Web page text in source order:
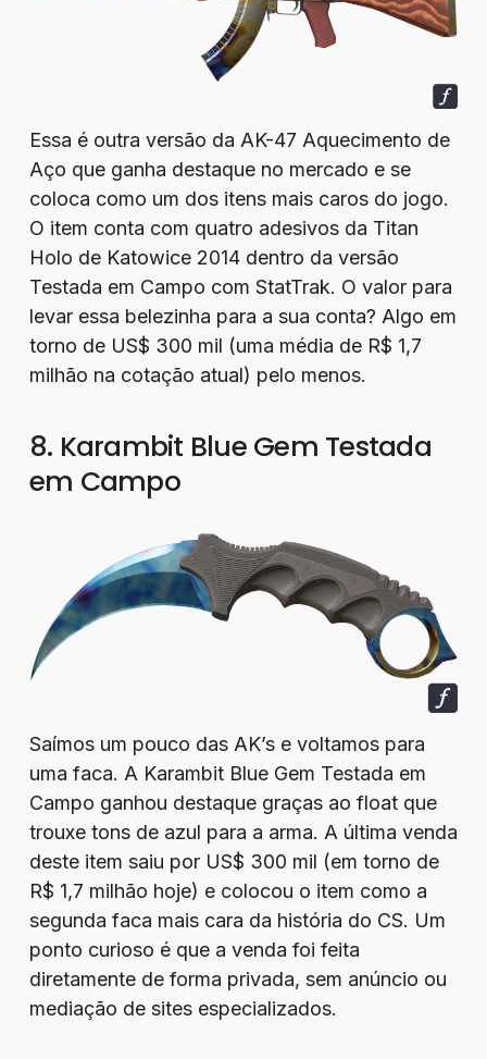
Essa é outra versão da AK-47 Aquecimento de
Aço que ganha destaque no mercado e se
coloca como um dos itens mais caros do jogo.
O item conta com quatro adesivos da Titan
Holo de Katowice 2014 dentro da versão
Testada em Campo com StatTrak. O valor para
levar essa belezinha para a sua conta? Algo em
torno de US$ 300 mil (uma média de R$ 1,7
milhão na cotação atual) pelo menos.
8. Karambit Blue Gem Testada
em Campo
Saímos um pouco das AK’s e voltamos para
uma faca. A Karambit Blue Gem Testada em
Campo ganhou destaque graças ao float que
trouxe tons de azul para a arma. A última venda
deste item saiu por US$ 300 mil (em torno de
R$ 1,7 milhão hoje) e colocou o item como a
segunda faca mais cara da história do CS. Um
ponto curioso é que a venda foi feita
diretamente de forma privada, sem anúncio ou
mediação de sites especializados.